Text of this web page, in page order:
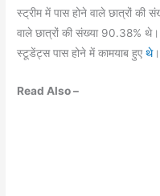
स्ट्रीम में पास होने वाले छात्रों की
वाले छात्रों की संख्या 90.38%
स्टूडेंट्स पास होने में कामयाब हुएथे।
Read Also –